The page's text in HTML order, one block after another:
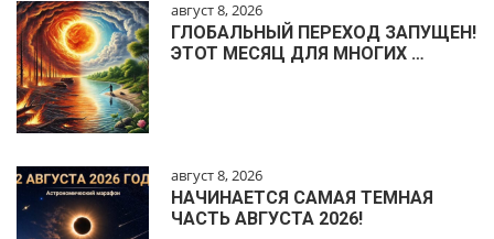
август 8, 2026
ГЛОБАЛЬНЫЙ ПЕРЕХОД ЗАПУЩЕН!
ЭТОТ МЕСЯЦ ДЛЯ МНОГИХ …
август 8, 2026
НАЧИНАЕТСЯ САМАЯ ТЕМНАЯ
ЧАСТЬ АВГУСТА 2026!